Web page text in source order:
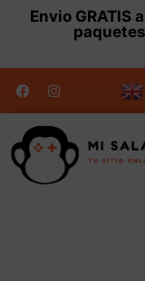
Envio GRATISa